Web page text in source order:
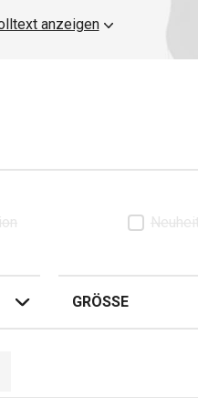
Übersicht, die Ihnen
einen Sportfahrer oder
anzeigen
Neuheit
GRÖSSE